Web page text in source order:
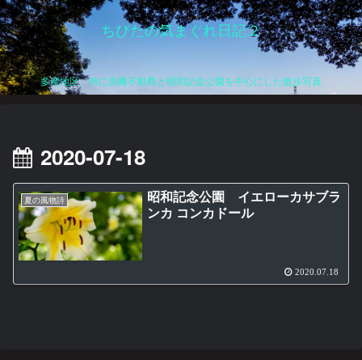
ちびたの気まぐれ日記２
多摩地区、特に高幡不動尊と昭和記念公園を中心にした散歩写真
2020-07-18
夏の風物詩
昭和記念公園 イエローカサブラ
ンカ コンカドール
2020.07.18